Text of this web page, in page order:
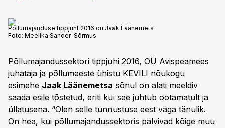
Põllumajanduse tippjuht 2016 on Jaak Läänemets
Foto: Meelika Sander-Sõrmus
Põllumajandussektori tippjuhi 2016, OÜ Avispeamees
juhataja ja põllumeeste ühistu KEVILI nõukogu
esimehe Jaak Läänemetsa sõnul on alati meeldiv
saada esile tõstetud, eriti kui see juhtub ootamatult ja
üllatusena. “Olen selle tunnustuse eest väga tänulik.
On hea, kui põllumajandussektoris pälvivad kõige muu